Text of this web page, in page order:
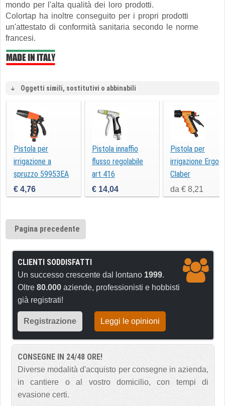
mondo per l'alta qualità dei loro prodotti.
Colortap ha inoltre conseguito per i propri prodotti
un'attestato di conformità sanitaria secondo le norme
francesi.
Oggetti simili, sostitutivi o abbinabili
Pistola per
irrigazione a
spruzzo 59953EA
€ 4,76
Pistola innaffio
flusso regolabile
art 416
€ 14,04
Pistola per
irrigazione Ergo
Claber
da € 8,21
Pagina precedente
CLIENTI SODDISFATTI
Un successo crescente dal lontano 1999.
Oltre 80.000 aziende, professionisti e hobbisti
già registrati!
Registrazione Leggi le opinioni
CONSEGNE IN 24/48 ORE!
Diverse modalità d'acquisto per consegne in azienda,
in cantiere o al vostro domicilio, con tempi di
evasione certi.